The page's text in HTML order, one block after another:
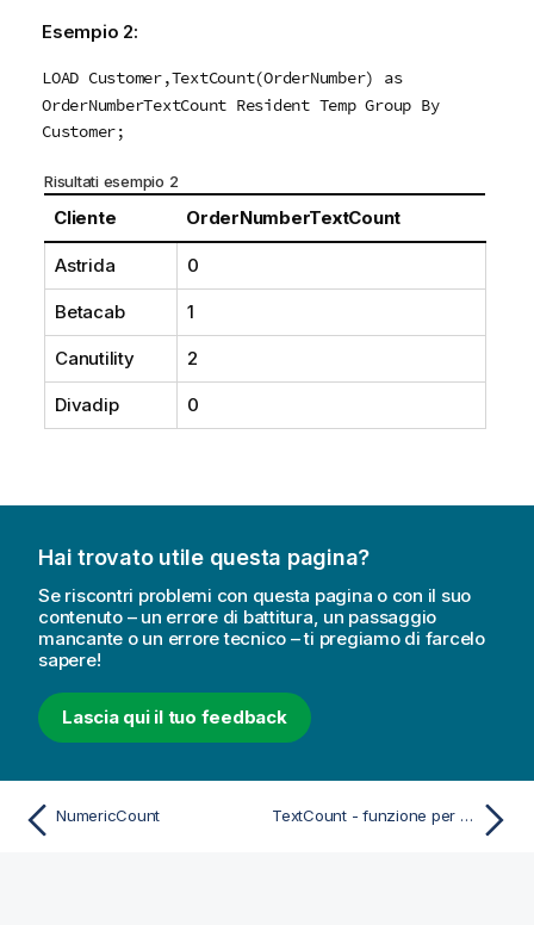
Esempio 2:
LOAD Customer,TextCount(OrderNumber) as
OrderNumberTextCount Resident Temp Group By
Customer;
Risultati esempio 2
Cliente OrderNumberTextCount
Astrida 0
Betacab 1
Canutility 2
Divadip 0
Hai trovato utile questa pagina?
Se riscontri problemi con questa pagina o con il suo
contenuto – un errore di battitura, un passaggio
mancante o un errore tecnico – ti pregiamo di farcelo
sapere!
Lascia qui il tuo feedback
NumericCount TextCount - funzione per grafici